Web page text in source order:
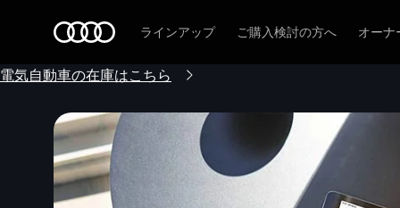
ラインアップ ご購入検討の方へ オーナ
電気自動車の在庫はこちら